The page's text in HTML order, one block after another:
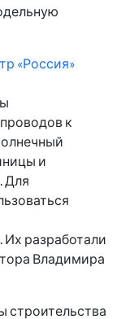
«Россия»
к
и
Для
Их разработали
Владимира
строительства